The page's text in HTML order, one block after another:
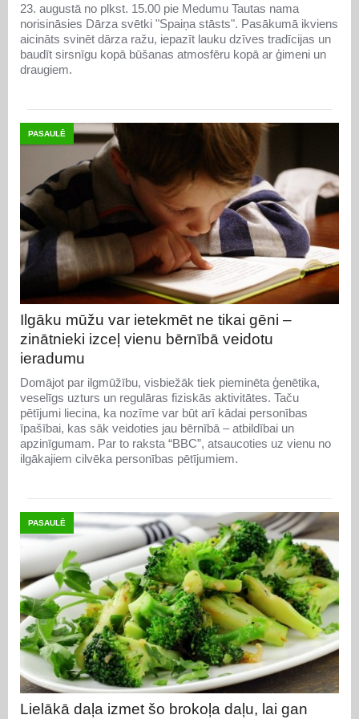
23. augustā no plkst. 15.00 pie Medumu Tautas nama
norisināsies Dārza svētki "Spaiņa stāsts". Pasākumā ikviens
aicināts svinēt dārza ražu, iepazīt lauku dzīves tradīcijas un
baudīt sirsnīgu kopā būšanas atmosfēru kopā ar ģimeni un
draugiem.
PASAULĒ
Ilgāku mūžu var ietekmēt ne tikai gēni –
zinātnieki izceļ vienu bērnībā veidotu
ieradumu
Domājot par ilgmūžību, visbiežāk tiek pieminēta ģenētika,
veselīgs uzturs un regulāras fiziskās aktivitātes. Taču
pētījumi liecina, ka nozīme var būt arī kādai personības
īpašībai, kas sāk veidoties jau bērnībā – atbildībai un
apzinīgumam. Par to raksta “BBC”, atsaucoties uz vienu no
ilgākajiem cilvēka personības pētījumiem.
PASAULĒ
Lielākā daļa izmet šo brokoļa daļu, lai gan